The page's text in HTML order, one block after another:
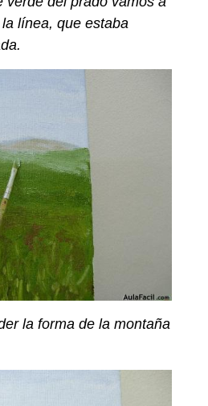
línea, que estaba
la forma de la montaña